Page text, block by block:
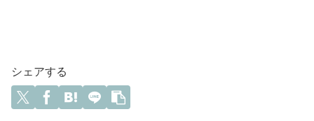
シェアする